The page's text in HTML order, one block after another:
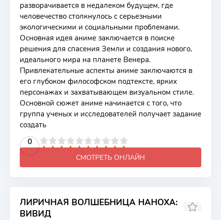
разворачивается в недалеком будущем, где
человечество столкнулось с серьезными
экологическими и социальными проблемами.
Основная идея аниме заключается в поиске
решения для спасения Земли и создания нового,
идеального мира на планете Венера.
Привлекательные аспекты аниме заключаются в
его глубоком философском подтексте, ярких
персонажах и захватывающем визуальном стиле.
Основной сюжет аниме начинается с того, что
группа ученых и исследователей получает задание
создать
0
4 5 6 7 8 9 10
СМОТРЕТЬ ОНЛАЙН
ЛИРИЧНАЯ ВОЛШЕБНИЦА НАНОХА:
ВИВИД